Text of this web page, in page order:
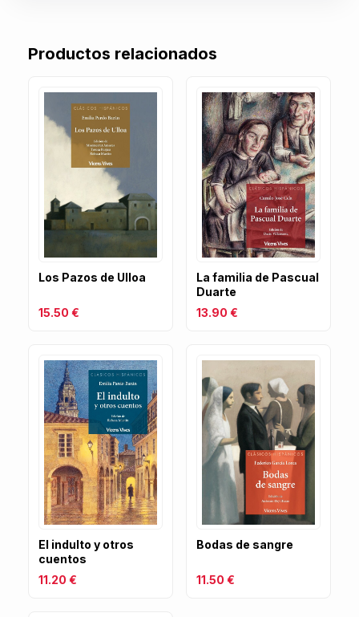
Productos relacionados
Los Pazos de Ulloa
15.50 €
La familia de Pascual
Duarte
13.90 €
El indulto y otros
cuentos
11.20 €
Bodas de sangre
11.50 €